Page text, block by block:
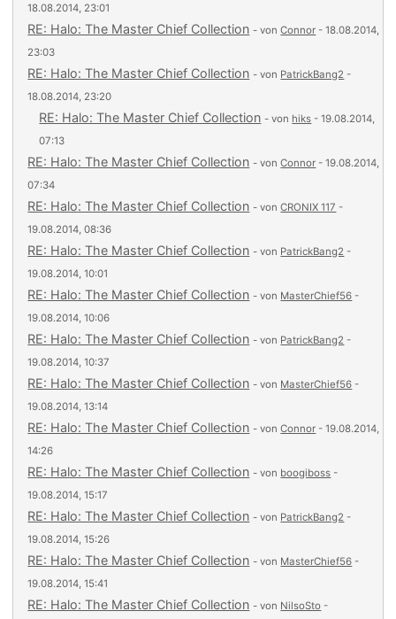
18.08.2014, 23:01
RE: Halo: The Master Chief Collection - vonConnor - 18.08.2014,
23:03
RE: Halo: The Master Chief Collection - von PatrickBang2 -
18.08.2014, 23:20
RE: Halo: The Master Chief Collection - von hiks - 19.08.2014,
07:13
RE: Halo: The Master Chief Collection - vonConnor - 19.08.2014,
07:34
RE: Halo: The Master Chief Collection - vonCRONIX 117 -
19.08.2014, 08:36
RE: Halo: The Master Chief Collection - von PatrickBang2 -
19.08.2014, 10:01
RE: Halo: The Master Chief Collection - von MasterChief56 -
19.08.2014, 10:06
RE: Halo: The Master Chief Collection - von PatrickBang2 -
19.08.2014, 10:37
RE: Halo: The Master Chief Collection - von MasterChief56 -
19.08.2014, 13:14
RE: Halo: The Master Chief Collection - vonConnor - 19.08.2014,
14:26
RE: Halo: The Master Chief Collection - von boogiboss -
19.08.2014, 15:17
RE: Halo: The Master Chief Collection - von PatrickBang2 -
19.08.2014, 15:26
RE: Halo: The Master Chief Collection - von MasterChief56 -
19.08.2014, 15:41
RE: Halo: The Master Chief Collection - von NilsoSto -